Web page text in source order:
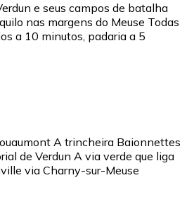
e seus campos de batalha
nas margens do Meuse Todas
a 10 minutos, padaria a 5
A trincheira Baionnettes
de Verdun A via verde que liga
via Charny-sur-Meuse